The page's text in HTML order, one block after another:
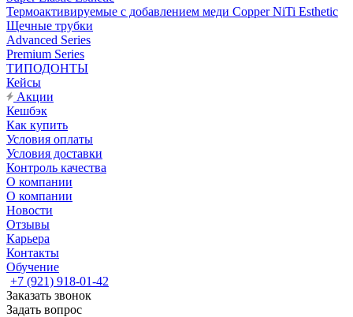
Термоактивируемые с добавлением меди Copper NiTi Esthetic
Щечные трубки
Advanced Series
Premium Series
ТИПОДОНТЫ
Кейсы
Акции
Кешбэк
Как купить
Условия оплаты
Условия доставки
Контроль качества
О компании
О компании
Новости
Отзывы
Карьера
Контакты
Обучение
+7 (921) 918-01-42
Заказать звонок
Задать вопрос